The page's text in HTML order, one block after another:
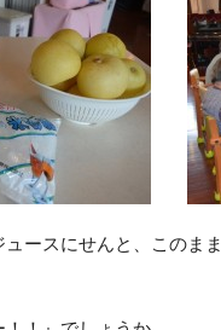
ースにせんと、このま